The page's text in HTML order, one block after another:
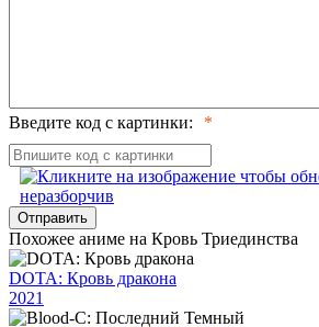
Введите код с картинки:
Отправить
Похожее аниме на Кровь Триединства
DOTA: Кровь дракона
2021